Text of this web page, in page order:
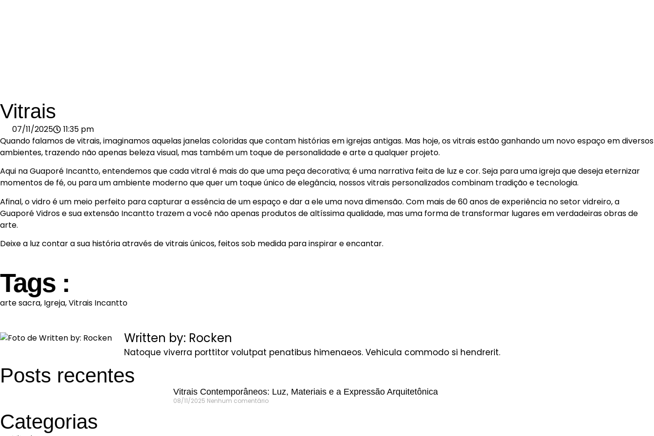
Vitrais
07/11/2025
11:35 pm
Quando falamos de vitrais, imaginamos aquelas janelas coloridas que contam histórias em igrejas antigas. Mas hoje, os vitrais estão ganhando um novo espaço em diversos
ambientes, trazendo não apenas beleza visual, mas também um toque de personalidade e arte a qualquer projeto.
Aqui na Guaporé Incantto, entendemos que cada vitral é mais do que uma peça decorativa; é uma narrativa feita de luz e cor. Seja para uma igreja que deseja eternizar
momentos de fé, ou para um ambiente moderno que quer um toque único de elegância, nossos vitrais personalizados combinam tradição e tecnologia.
Afinal, o vidro é um meio perfeito para capturar a essência de um espaço e dar a ele uma nova dimensão. Com mais de 60 anos de experiência no setor vidreiro, a
Guaporé Vidros e sua extensão Incantto trazem a você não apenas produtos de altíssima qualidade, mas uma forma de transformar lugares em verdadeiras obras de
arte.
Deixe a luz contar a sua história através de vitrais únicos, feitos sob medida para inspirar e encantar.
Tags :
arte sacra, Igreja,Vitrais Incantto
Written by: Rocken
Natoque viverra porttitor volutpat penatibus himenaeos. Vehicula commodo si hendrerit.
Posts recentes
Vitrais Contemporâneos: Luz, Materiais e a Expressão Arquitetônica
08/11/2025 Nenhum comentário
Categorias